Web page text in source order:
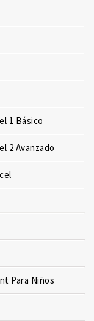
1 Básico
2 Avanzado
Para Niños